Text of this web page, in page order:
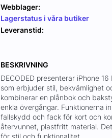
Webblager:
Lagerstatus i våra butiker
Leveranstid:
BESKRIVNING
DECODED presenterar iPhone
som erbjuder stil, bekvämlighet
kombinerar en plånbok och
enkla övergångar. Funktionerna
fallskydd och fack för kort och
återvunnet, plastfritt material.
för stil och funktionalitet.